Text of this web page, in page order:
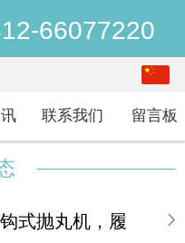
66077220
English
联系我们 留言板
式抛丸机，履